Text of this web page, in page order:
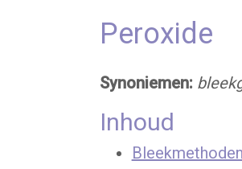
Peroxide
Synoniemen:
Inhoud
Bleekmethoden